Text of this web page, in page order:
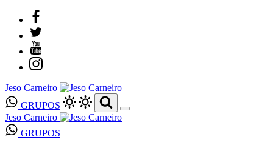
Jeso Carneiro
GRUPOS
Jeso Carneiro
GRUPOS